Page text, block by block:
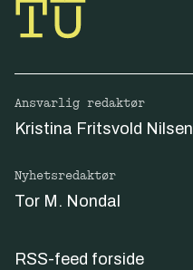
Ansvarlig redaktør
Kristina Fritsvold Nilsen
Nyhetsredaktør
Tor M. Nondal
RSS-feed forside